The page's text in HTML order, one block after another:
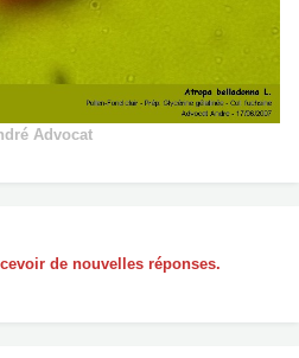
Advocat
de nouvelles réponses.